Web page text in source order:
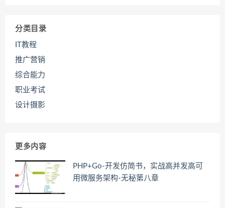
分类目录
IT教程
推广营销
综合能力
职业考试
设计摄影
更多内容
PHP+Go-开发仿简书，实战高并发高可
用微服务架构-无秘第八章